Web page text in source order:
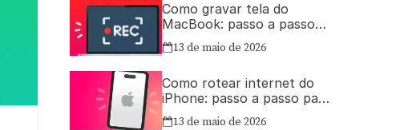
Como gravar tela do
MacBook: passo a passo
simples
13 de maio de 2026
Como rotear internet do
iPhone: passo a passo para
compartilhar a conexão
13 de maio de 2026